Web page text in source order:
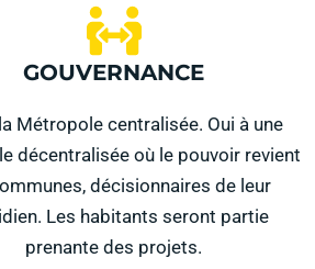
GOUVERNANCE
Métropole centralisée. Oui à une
décentralisée où le pouvoir revient
décisionnaires de leur
Les habitants seront partie
prenante des projets.